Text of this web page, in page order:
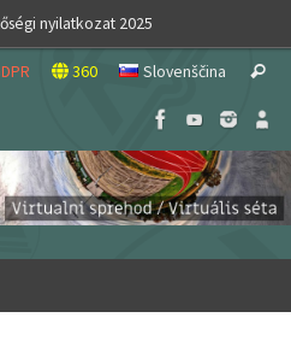
nyilatkozat 2025
360 Slovenščina Search